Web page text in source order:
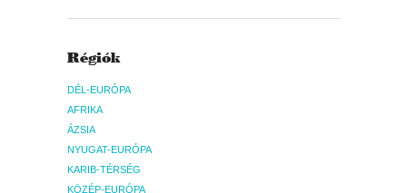
Régiók
DÉL-EURÓPA
AFRIKA
ÁZSIA
NYUGAT-EURÓPA
KARIB-TÉRSÉG
KÖZÉP-EURÓPA